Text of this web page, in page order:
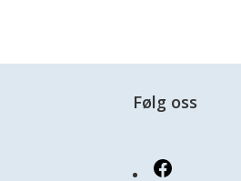
Følg oss